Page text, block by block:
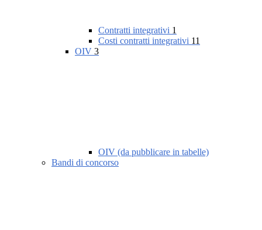
Contratti integrativi 1
Costi contratti integrativi 11
OIV 3
OIV (da pubblicare in tabelle)
Bandi di concorso